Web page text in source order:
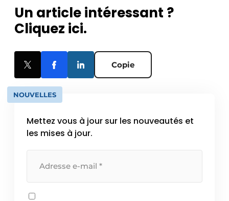
Un article intéressant ?
Cliquez ici.
Copie
NOUVELLES
Mettez vous à jour sur les nouveautés et
les mises à jour.